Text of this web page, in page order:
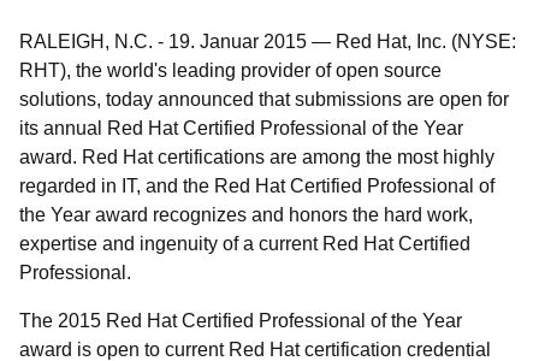
RALEIGH, N.C. - 19. Januar 2015 — Red Hat, Inc. (NYSE:
RHT), the world's leading provider of open source
solutions, today announced that submissions are open for
its annual Red Hat Certified Professional of the Year
award. Red Hat certifications are among the most highly
regarded in IT, and the Red Hat Certified Professional of
the Year award recognizes and honors the hard work,
expertise and ingenuity of a current Red Hat Certified
Professional.
The 2015 Red Hat Certified Professional of the Year
award is open to current Red Hat certification credential